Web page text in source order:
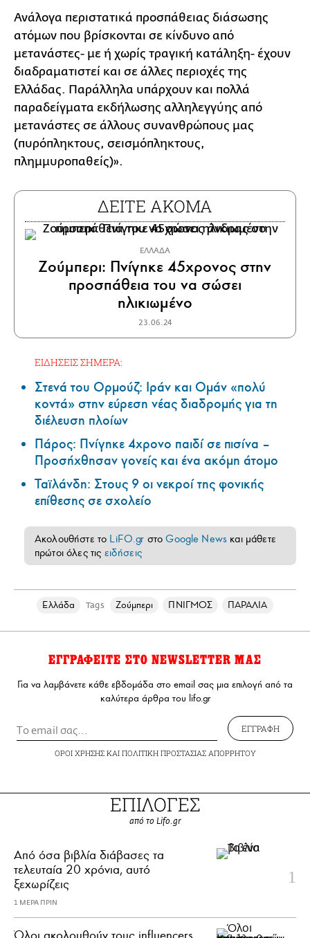
Ανάλογα περιστατικά προσπάθειας διάσωσης
ατόμων που βρίσκονται σε κίνδυνο από
μετανάστες- με ή χωρίς τραγική κατάληξη- έχουν
διαδραματιστεί και σε άλλες περιοχές της
Ελλάδας. Παράλληλα υπάρχουν και πολλά
παραδείγματα εκδήλωσης αλληλεγγύης από
μετανάστες σε άλλους συνανθρώπους μας
(πυρόπληκτους, σεισμόπληκτους,
πλημμυροπαθείς)».
ΔΕΙΤΕ ΑΚΟΜΑ
ΕΛΛΑΔΑ
Ζούμπερι: Πνίγηκε 45χρονος στην
προσπάθεια του να σώσει
ηλικιωμένο
23.06.24
ΕΙΔΗΣΕΙΣ ΣΗΜΕΡΑ:
Στενά του Ορμούζ: Ιράν και Ομάν «πολύ
κοντά» στην εύρεση νέας διαδρομής για τη
διέλευση πλοίων
Πάρος: Πνίγηκε 4χρονο παιδί σε πισίνα –
Προσήχθησαν γονείς και ένα ακόμη άτομο
Ταϊλάνδη: Στους 9 οι νεκροί της φονικής
επίθεσης σε σχολείο
Ακολουθήστε το LiFO.gr στοGoogle News και μάθετε
πρώτοι όλες τις ειδήσεις
Ελλάδα Tags Ζούμπερι ΠΝΙΓΜΟΣ ΠΑΡΑΛΙΑ
ΕΓΓΡΑΦΕΙΤΕ ΣΤΟ NEWSLETTER ΜΑΣ
Για να λαμβάνετε κάθε εβδομάδα στο email σας μια επιλογή από τα
καλύτερα άρθρα του lifo.gr
ΕΓΓΡΑΦΗ
ΟΡΟΙ ΧΡΗΣΗΣΚΑΙ ΠΟΛΙΤΙΚΗ ΠΡΟΣΤΑΣΙΑΣ ΑΠΟΡΡΗΤΟΥ
ΕΠΙΛΟΓΕΣ
από το Lifo.gr
Από όσα βιβλία διάβασες τα
τελευταία 20 χρόνια, αυτό
ξεχωρίζεις
1 ΜΕΡΑ ΠΡΙΝ